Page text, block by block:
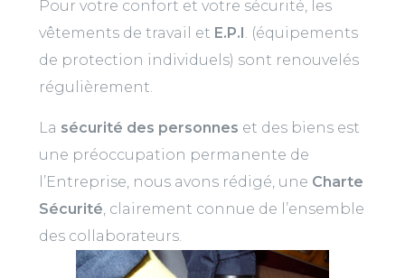
Pour votre confort et votre sécurité, les
vêtements de travail et E.P.I. (équipements
de protection individuels) sont renouvelés
régulièrement.
La sécurité des personnes et des biens est
une préoccupation permanente de
l’Entreprise, nous avons rédigé, une Charte
Sécurité, clairement connue de l’ensemble
des collaborateurs.